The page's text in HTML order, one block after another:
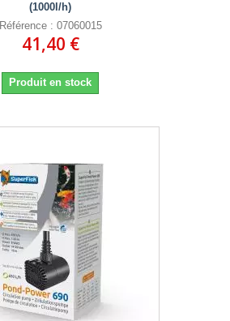
(1000l/h)
Référence : 07060015
41,40 €
Produit en stock